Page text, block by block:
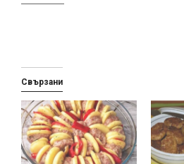
Свързани